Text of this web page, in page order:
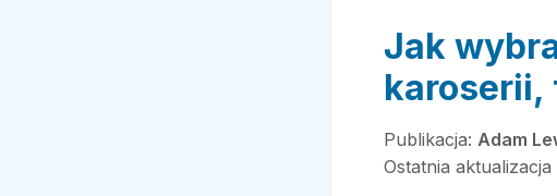
Jak
karoserii,
Publikacja: Adam
Ostatnia